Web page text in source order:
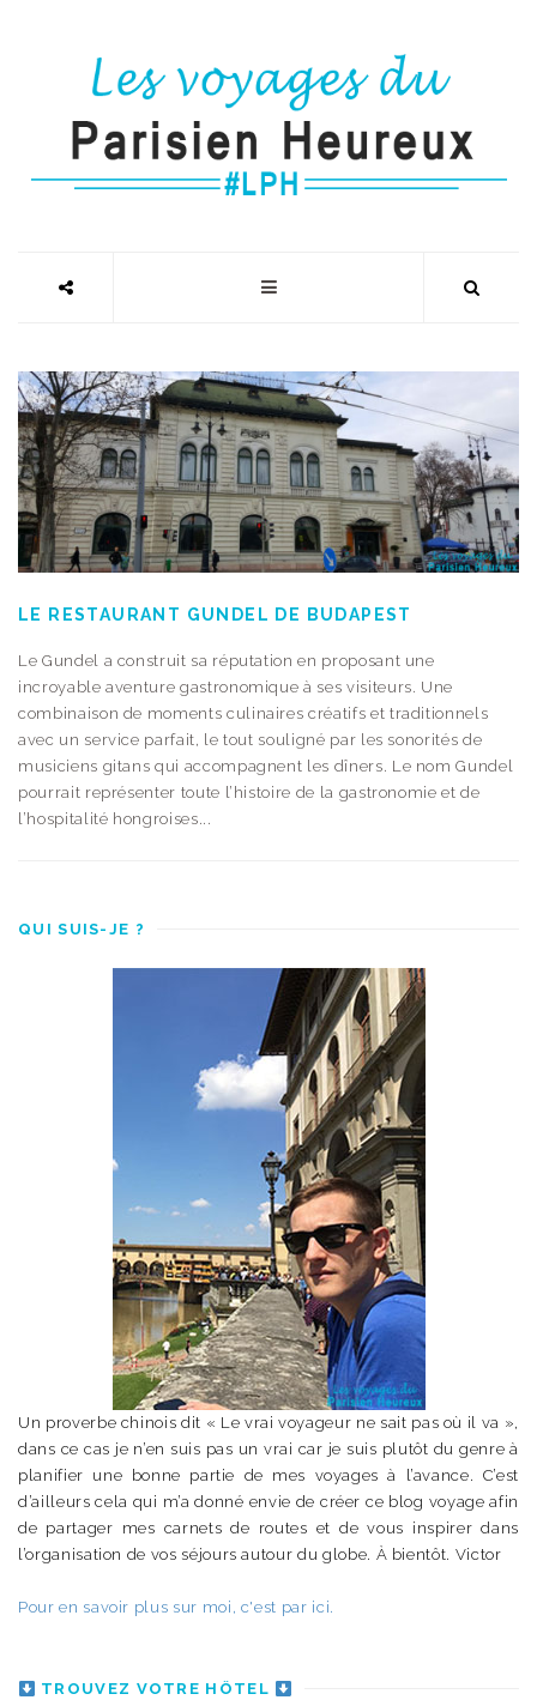
LE RESTAURANT GUNDEL DE BUDAPEST
Le Gundel a construit sa réputation en proposant une
incroyable aventure gastronomique à ses visiteurs. Une
combinaison de moments culinaires créatifs et traditionnels
avec un service parfait, le tout souligné par les sonorités de
musiciens gitans qui accompagnent les dîners. Le nom Gundel
pourrait représenter toute l’histoire de la gastronomie et de
l’hospitalité hongroises...
QUI SUIS-JE ?
Un proverbe chinois dit « Le vrai voyageur ne sait pas où il va »,
dans ce cas je n’en suis pas un vrai car je suis plutôt du genre à
planifier une bonne partie de mes voyages à l’avance. C’est
d’ailleurs cela qui m’a donné envie de créer ce blog voyage afin
de partager mes carnets de routes et de vous inspirer dans
l’organisation de vos séjours autour du globe. À bientôt. Victor
Pour en savoir plus sur moi, c'est par ici.
TROUVEZ VOTRE HÔTEL